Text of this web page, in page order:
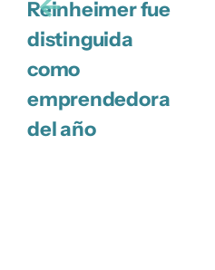
Reinheimer fue
distinguida
como
emprendedora
del año